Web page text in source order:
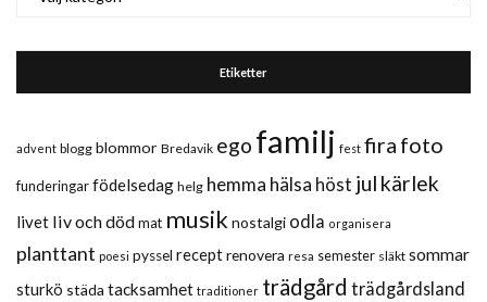
Etiketter
advent blogg blommor Bredavik ego familj fest fira foto
funderingarfödelsedag helg hemma hälsa höst jul kärlek
livet liv och dödmat musik nostalgi odla organisera
planttant poesi pyssel receptrenovera resa semester släkt sommar
sturkö städa tacksamhet traditioner trädgård trädgårdsland